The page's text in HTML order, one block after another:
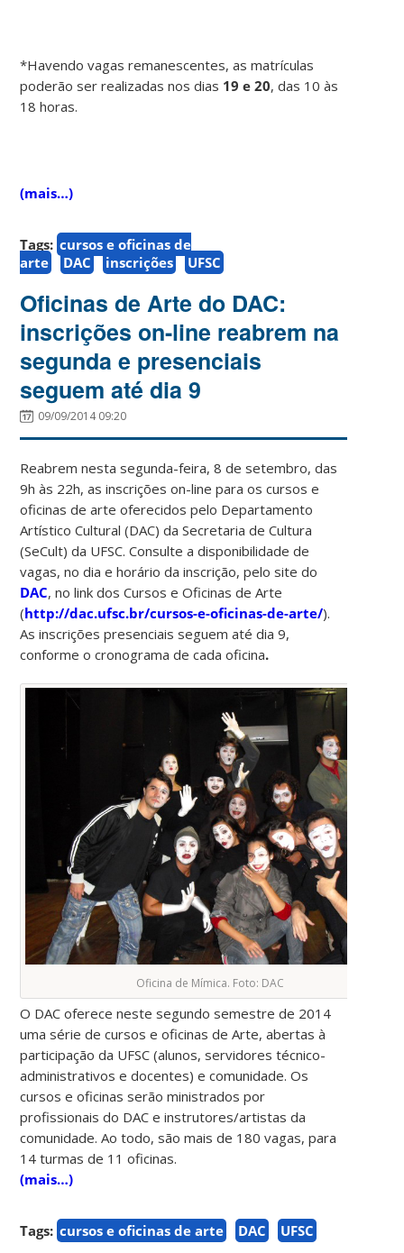
*Havendo vagas remanescentes, as matrículas
poderão ser realizadas nos dias 19 e 20, das 10 às
18 horas.
(mais…)
Tags: cursos e oficinas de
arte
DAC inscrições UFSC
Oficinas de Arte do DAC:
inscrições on-line reabrem na
segunda e presenciais
seguem até dia 9
09/09/2014 09:20
Reabrem nesta segunda-feira, 8 de setembro, das
9h às 22h, as inscrições on-line para os cursos e
oficinas de arte oferecidos pelo Departamento
Artístico Cultural (DAC) da Secretaria de Cultura
(SeCult) da UFSC. Consulte a disponibilidade de
vagas, no dia e horário da inscrição, pelo site do
DAC, no link dos Cursos e Oficinas de Arte
(http://dac.ufsc.br/cursos-e-oficinas-de-arte/).
As inscrições presenciais seguem até dia 9,
conforme o cronograma de cada oficina.
Oficina de Mímica. Foto: DAC
O DAC oferece neste segundo semestre de 2014
uma série de cursos e oficinas de Arte, abertas à
participação da UFSC (alunos, servidores técnico-
administrativos e docentes) e comunidade. Os
cursos e oficinas serão ministrados por
profissionais do DAC e instrutores/artistas da
comunidade. Ao todo, são mais de 180 vagas, para
14 turmas de 11 oficinas.
(mais…)
Tags: cursos e oficinas de arte DAC UFSC